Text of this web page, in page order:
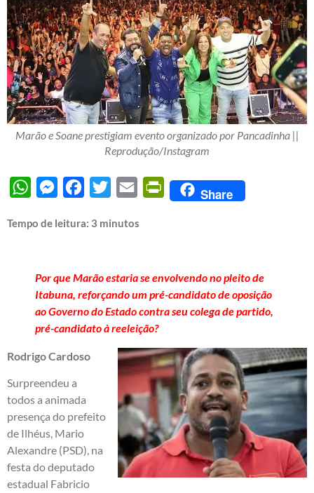
Marão e Soane prestigiam evento organizado por Pancadinha ||
Reprodução/Instagram
WhatsAppMessengerFacebook
Twitter Email PrintFriendly
Share
Tempo de leitura: 3 minutos
Por que Marão estaria se envolvendo no pleito de
Itabuna, reforçando um pré-candidato de oposição
ao Governo do Estado contra seu colega de partido,
pré-candidato à reeleição?
Rodrigo Cardoso
Surpreendeu a
todos a animada
presença do prefeito
de Ilhéus, Mario
Alexandre (PSD), na
festa do deputado
estadual Fabricio